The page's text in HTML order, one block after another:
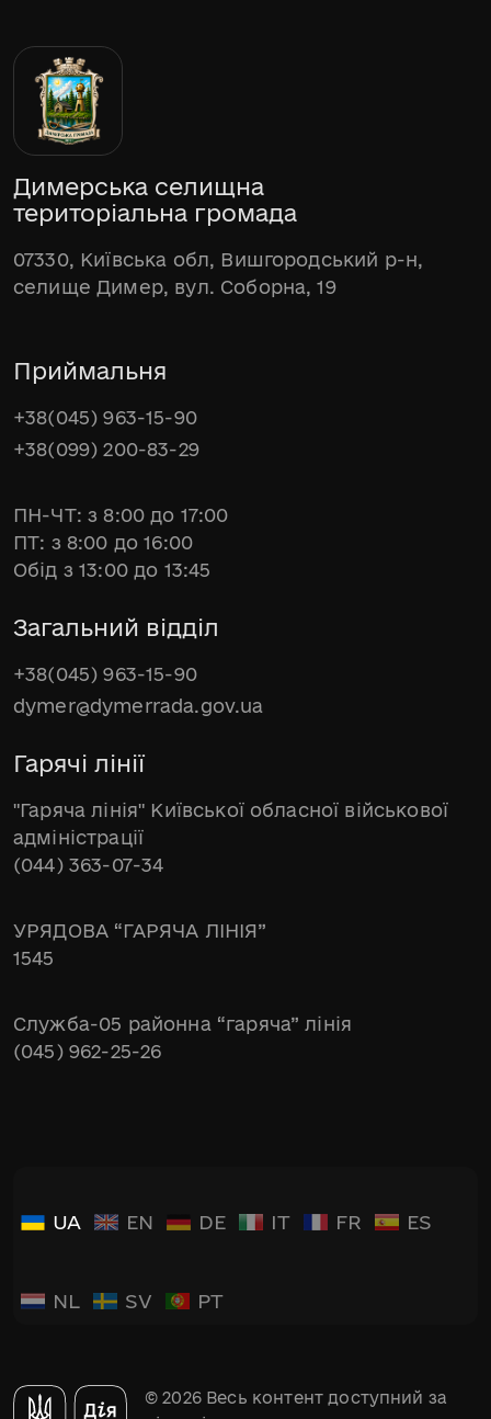
Димерська селищна
територіальна громада
07330, Київська обл, Вишгородський р-н,
селище Димер, вул. Соборна, 19
Приймальня
+38(045) 963-15-90
+38(099) 200-83-29
ПН-ЧТ: з 8:00 до 17:00
ПТ: з 8:00 до 16:00
Обід з 13:00 до 13:45
Загальний відділ
+38(045) 963-15-90
dymer@dymerrada.gov.ua
Гарячі лінії
"Гаряча лінія" Київської обласної військової
адміністрації
(044) 363-07-34
УРЯДОВА “ГАРЯЧА ЛІНІЯ”
1545
Служба-05 районна “гаряча” лінія
(045) 962-25-26
UA EN DE IT FR ES
NL SV PT
© 2026 Весь контент доступний за